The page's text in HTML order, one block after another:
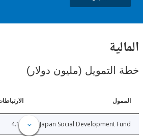
(مليون دولار)
الارتباطات
Japan Social Development
4.10